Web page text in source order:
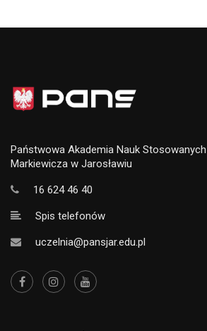
Państwowa Akademia Nauk
Markiewicza w Jarosławiu
16 624 46 40
Spis telefonów
uczelnia@pansjar.edu.pl